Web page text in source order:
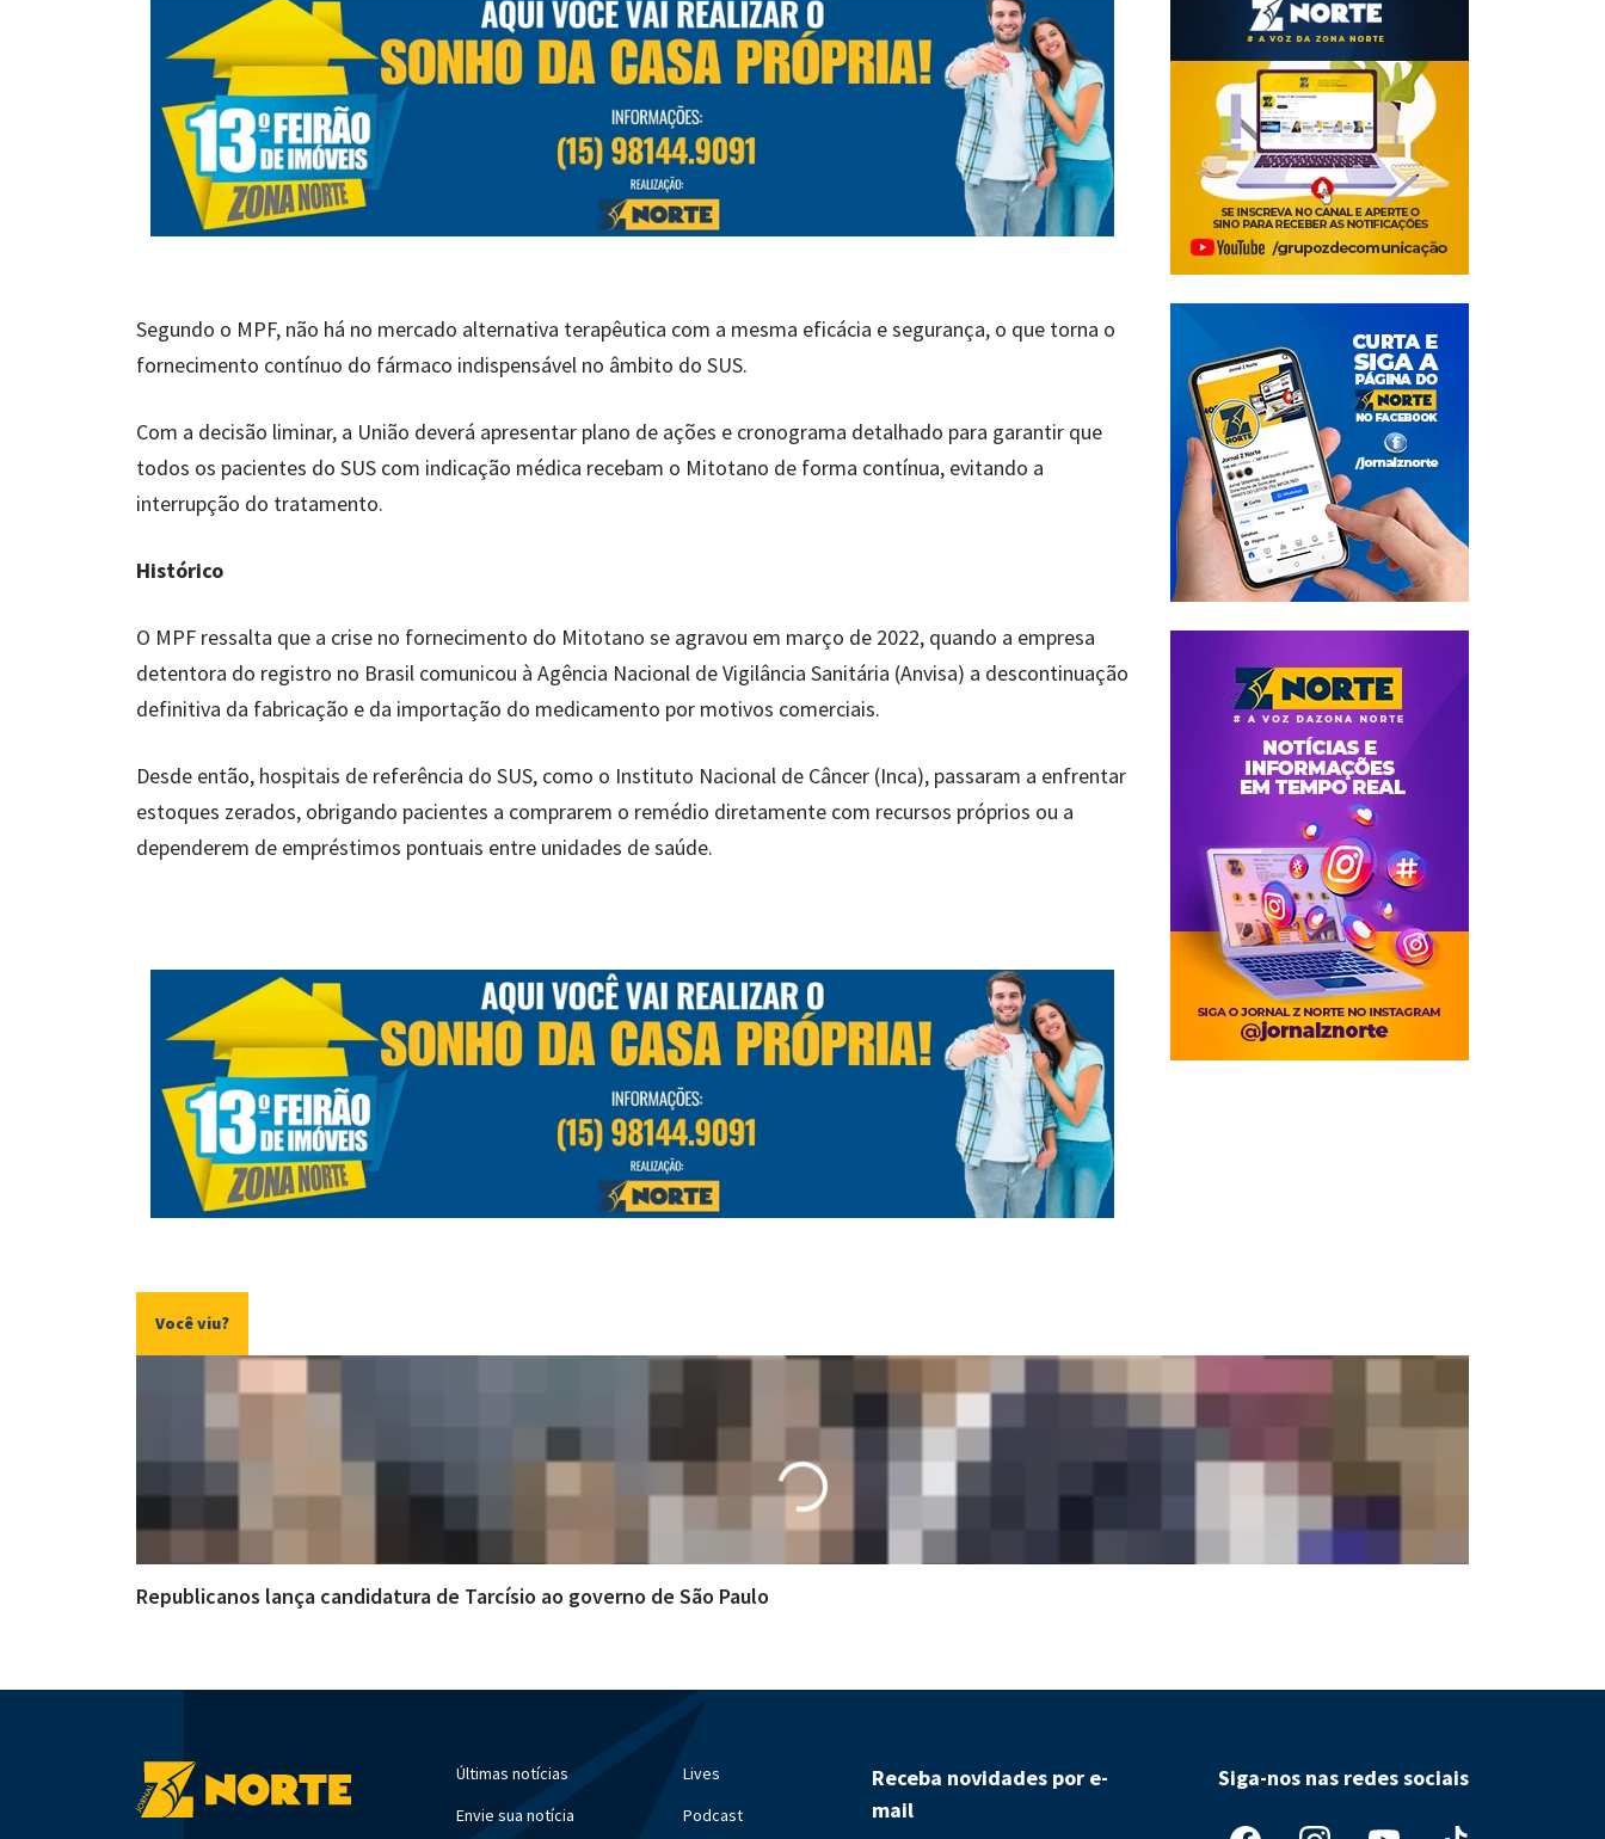
Segundo o MPF, não há no mercado alternativa terapêutica com a mesma eficácia e segurança, o que torna o
fornecimento contínuo do fármaco indispensável no âmbito do SUS.
Com a decisão liminar, a União deverá apresentar plano de ações e cronograma detalhado para garantir que
todos os pacientes do SUS com indicação médica recebam o Mitotano de forma contínua, evitando a
interrupção do tratamento.
Histórico
O MPF ressalta que a crise no fornecimento do Mitotano se agravou em março de 2022, quando a empresa
detentora do registro no Brasil comunicou à Agência Nacional de Vigilância Sanitária (Anvisa) a descontinuação
definitiva da fabricação e da importação do medicamento por motivos comerciais.
Desde então, hospitais de referência do SUS, como o Instituto Nacional de Câncer (Inca), passaram a enfrentar
estoques zerados, obrigando pacientes a comprarem o remédio diretamente com recursos próprios ou a
dependerem de empréstimos pontuais entre unidades de saúde.
Você viu?
Republicanos lança candidatura de Tarcísio ao governo de São Paulo
Últimas notícias
Envie sua notícia
Lives
Podcast
Receba novidades por e-
mail
Siga-nos nas redes sociais